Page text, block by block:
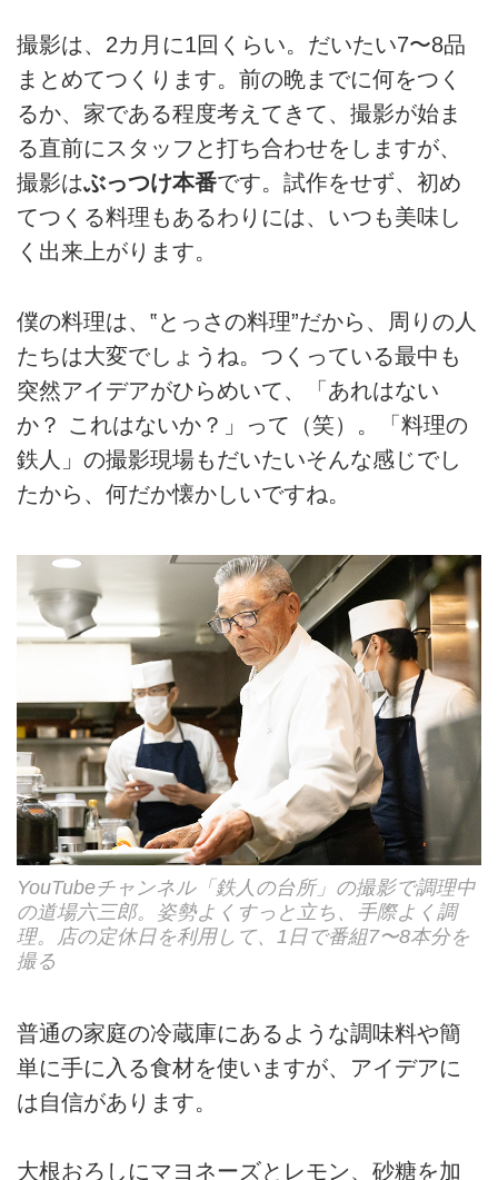
撮影は、2カ月に1回くらい。だいたい7〜8品
まとめてつくります。前の晩までに何をつく
るか、家である程度考えてきて、撮影が始ま
る直前にスタッフと打ち合わせをしますが、
撮影はぶっつけ本番です。試作をせず、初め
てつくる料理もあるわりには、いつも美味し
く出来上がります。
僕の料理は、‟とっさの料理”だから、周りの人
たちは大変でしょうね。つくっている最中も
突然アイデアがひらめいて、「あれはない
か？ これはないか？」って（笑）。「料理の
鉄人」の撮影現場もだいたいそんな感じでし
たから、何だか懐かしいですね。
YouTubeチャンネル「鉄人の台所」の撮影で調理中
の道場六三郎。姿勢よくすっと立ち、手際よく調
理。店の定休日を利用して、1日で番組7〜8本分を
撮る
普通の家庭の冷蔵庫にあるような調味料や簡
単に手に入る食材を使いますが、アイデアに
は自信があります。
大根おろしにマヨネーズとレモン、砂糖を加